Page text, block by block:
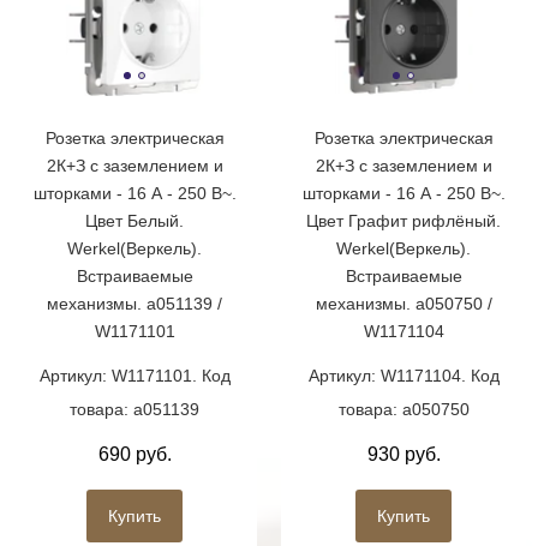
Розетка электрическая
2К+З с заземлением и
шторками - 16 А - 250 В~.
Цвет Белый.
Werkel(Веркель).
Встраиваемые
механизмы. a051139 /
W1171101
Артикул: W1171101. Код
товара: a051139
690 руб.
Купить
Розетка электрическая
2К+З с заземлением и
шторками - 16 А - 250 В~.
Цвет Графит рифлёный.
Werkel(Веркель).
Встраиваемые
механизмы. a050750 /
W1171104
Артикул: W1171104. Код
товара: a050750
930 руб.
Купить